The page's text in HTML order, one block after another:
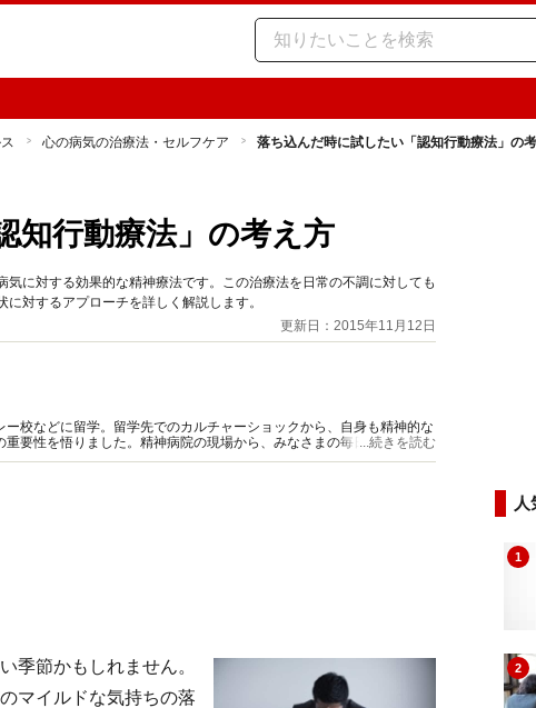
心の病気の治療法・セルフケア 落ち込んだ時に試したい「認知行動療法」の
知行動療法」の考え方
に対する効果的な精神療法です。この治療法を日常の不調に対しても
対するアプローチを詳しく解説します。
更新日：2015年11月12日
校などに留学。留学先でのカルチャーショックから、自身も精神的な
要性を悟りました。精神病院の現場から、みなさまの毎日の心の健康
報発信を行っていきます。
...続きを読む
季節かもしれません。
マイルドな気持ちの落
1
2